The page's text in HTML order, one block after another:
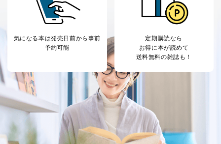
気になる本は発売日前から事前
予約可能
定期購読なら
お得に本が読めて
送料無料の雑誌も！